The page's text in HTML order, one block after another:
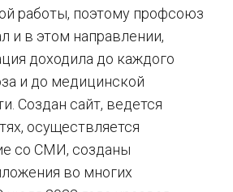
работы, поэтому профсоюз
и в этом направлении,
доходила до каждого
и до медицинской
Создан сайт, ведется
осуществляется
со СМИ, созданы
во многих